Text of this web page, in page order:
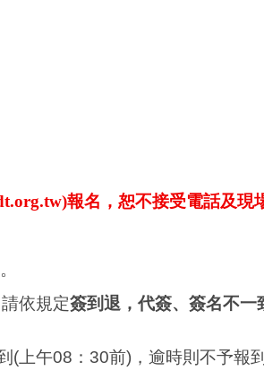
報名，恕不接受電話及現
依規定簽到退，代簽、簽名不一
(上午08 ： 30前) ，逾時則不予報